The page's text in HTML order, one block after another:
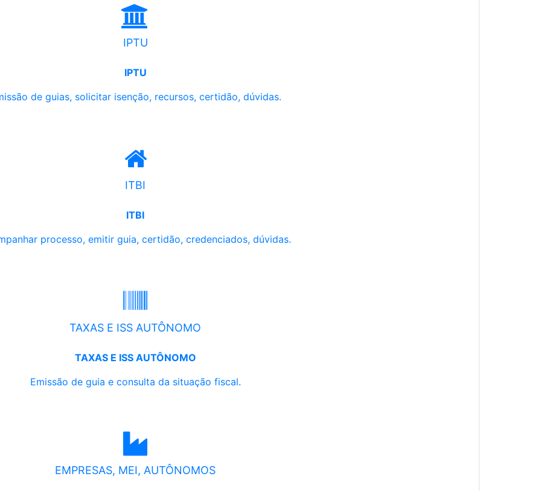
IPTU
IPTU
de guias, solicitar isenção, recursos, certidão, dúvidas.
ITBI
ITBI
processo, emitir guia, certidão, credenciados, dúvidas.
TAXAS E ISS AUTÔNOMO
TAXAS E ISS AUTÔNOMO
Emissão de guia e consulta da situação fiscal.
EMPRESAS, MEI, AUTÔNOMOS